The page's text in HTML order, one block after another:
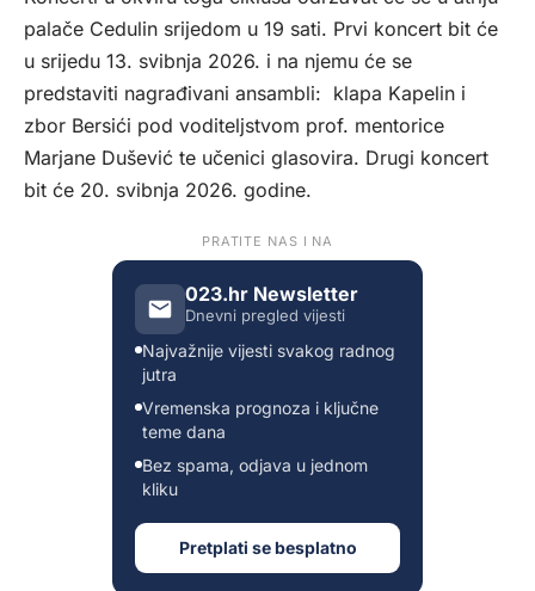
palače Cedulin srijedom u 19 sati. Prvi koncert bit će
u srijedu 13. svibnja 2026. i na njemu će se
predstaviti nagrađivani ansambli: klapa Kapelin i
zbor Bersići pod voditeljstvom prof. mentorice
Marjane Dušević te učenici glasovira. Drugi koncert
bit će 20. svibnja 2026. godine.
PRATITE NAS I NA
023.hr Newsletter
Dnevni pregled vijesti
Najvažnije vijesti svakog radnog
jutra
Vremenska prognoza i ključne
teme dana
Bez spama, odjava u jednom
kliku
Pretplati se besplatno